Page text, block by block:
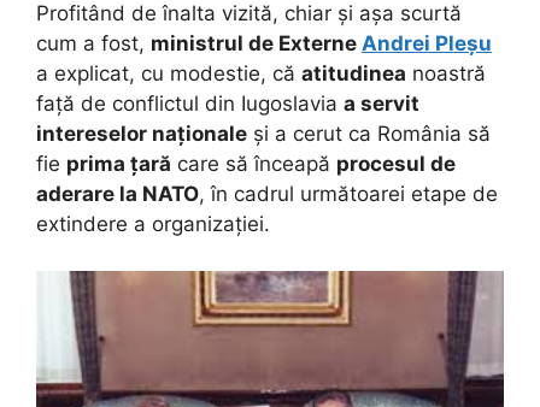
Profitând de înalta vizită, chiar și așa scurtă
cum a fost, ministrul de Externe Andrei Pleșu
a explicat, cu modestie, că atitudinea noastră
față de conflictul din Iugoslavia a servit
intereselor naționale și a cerut ca România să
fie prima țară care să înceapă procesul de
aderare la NATO, în cadrul următoarei etape de
extindere a organizației.